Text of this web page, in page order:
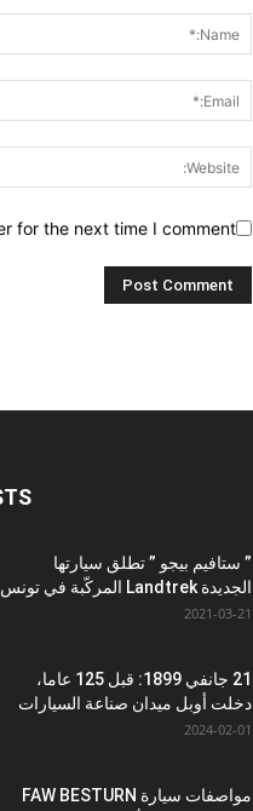
for the next time I comment.
” ستافيم بيجو ” تطلق سيارتها
الجديدة Landtrek المركّبة في تونس
2021-03-21
21 جانفي 1899: قبل 125 عاما،
دخلت أوبل ميدان صناعة السيارات
2024-02-01
مواصفات سيارة FAW BESTURN